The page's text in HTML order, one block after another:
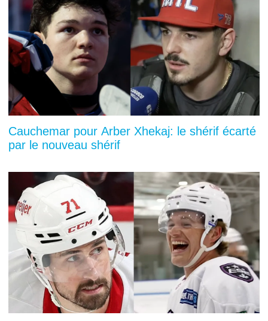
Cauchemar pour Arber Xhekaj: le shérif écarté
par le nouveau shérif